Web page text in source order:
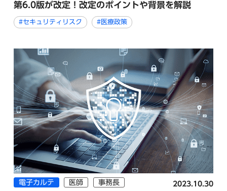
第6.0版が改定！改定のポイントや背景を解説
#セキュリティリスク #医療政策
電子カルテ 医師 事務長 2023.10.30